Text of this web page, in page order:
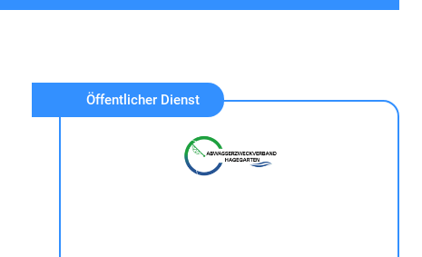
Öffentlicher Dienst